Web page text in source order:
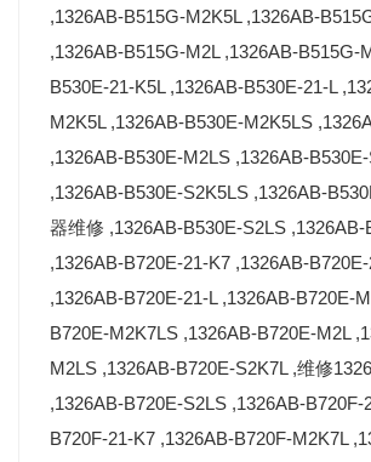
,1326AB-B515G-M2K5L ,1326AB-
,1326AB-B515G-M2L ,1326AB-B515G-
B530E-21-K5L ,1326AB-B530E-21-L
M2K5L ,1326AB-B530E-M2K5LS
,1326AB-B530E-M2LS ,1326AB-
,1326AB-B530E-S2K5LS ,1326AB-
器维修 ,1326AB-B530E-S2LS ,1326AB-
,1326AB-B720E-21-K7 ,1326AB-
,1326AB-B720E-21-L ,1326AB-B720E-
B720E-M2K7LS ,1326AB-B720E-M2L
M2LS ,1326AB-B720E-S2K7L ,维修
,1326AB-B720E-S2LS ,1326AB-B720F-
B720F-21-K7 ,1326AB-B720F-M2K7L